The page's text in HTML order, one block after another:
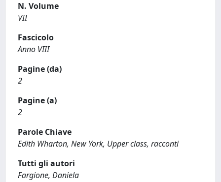
N. Volume
VII
Fascicolo
Anno VIII
Pagine (da)
2
Pagine (a)
2
Parole Chiave
Edith Wharton, New York, Upper class, racconti
Tutti gli autori
Fargione, Daniela